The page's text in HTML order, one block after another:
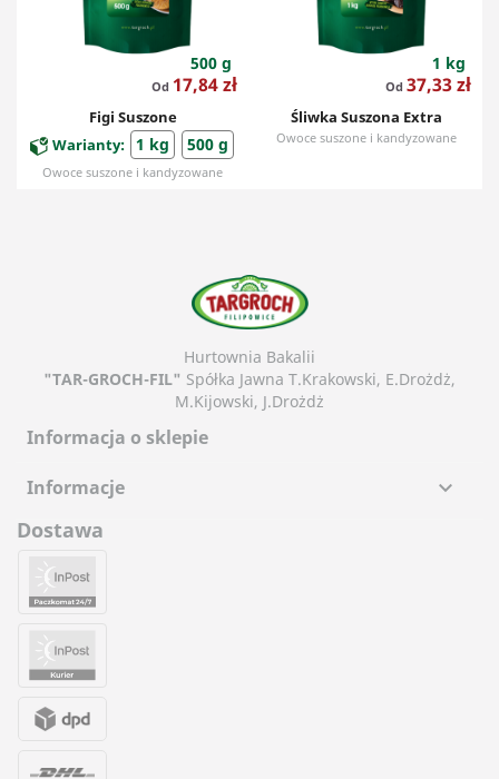
500 g
Od Cena
17,84 zł
Figi Suszone
Warianty: 1 kg 500 g
Owoce suszone i kandyzowane
1 kg
Od Cena
37,33 zł
Śliwka Suszona Extra
Owoce suszone i kandyzowane
Hurtownia Bakalii
"TAR-GROCH-FIL" Spółka Jawna T.Krakowski, E.Drożdż,
M.Kijowski, J.Drożdż
Informacja o sklepie
Informacje

Dostawa